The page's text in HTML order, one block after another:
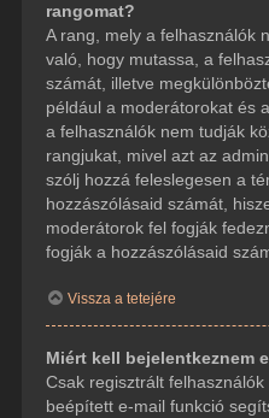
rangomat?
A rang, mely a felhasználók
való, hogy mutassa, a
számát, illetve
például a moderátorokat és
a felhasználók nem tudják
rangjukat, mivel azt az
szólj hozzá feleslegesen a
hozzászólásaid számát,
moderátorok fel fogják
fogják a hozzászólásaid
Vissza a tetejére
Miért kell bejelentkeznem
Csak regisztrált
beépített e-mail funkció